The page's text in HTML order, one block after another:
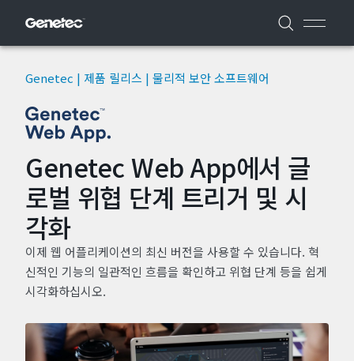
Genetec | 제품 릴리스 | 물리적 보안 소프트웨어
Genetec Web App에서 글
로벌 위협 단계 트리거 및 시
각화
이제 웹 어플리케이션의 최신 버전을 사용할 수 있습니다. 혁
신적인 기능의 일관적인 흐름을 확인하고 위협 단계 등을 쉽게
시각화하십시오.